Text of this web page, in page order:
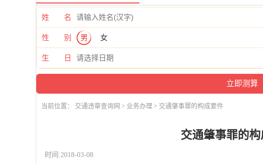
姓 名
性 别 男 女
生 日
当前位置： 交通违章查询网 > 业务办理 > 交通肇事罪的构成要件
交通肇事罪的
时间:2018-03-08